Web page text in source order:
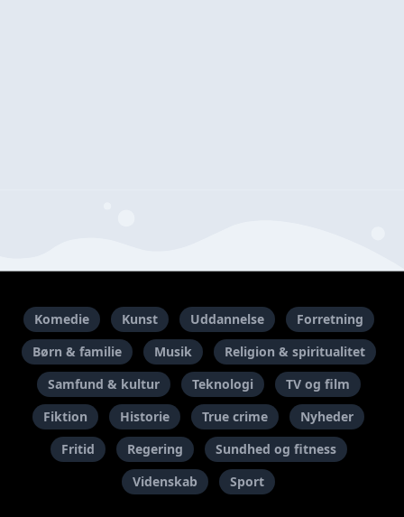
Komedie Kunst Uddannelse
Forretning
Børn & familie
Musik
Religion & spiritualitet
Samfund & kultur
Teknologi
TV og film
Fiktion
Historie True crime
Nyheder
Fritid
Regering
Sundhed og fitness
Videnskab
Sport